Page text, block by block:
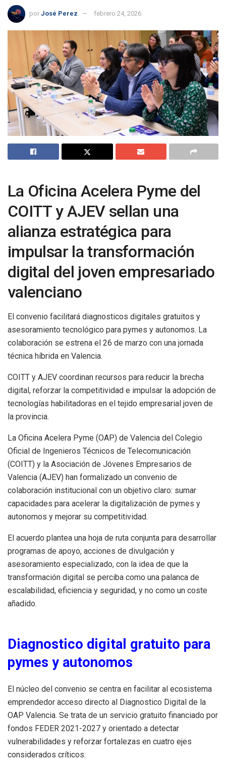
por José Perez febrero 24, 2026
La Oficina Acelera Pyme del
COITT y AJEV sellan una
alianza estratégica para
impulsar la transformación
digital del joven empresariado
valenciano
El convenio facilitará diagnosticos digitales gratuitos y
asesoramiento tecnológico para pymes y autonomos. La
colaboración se estrena el 26 de marzo con una jornada
técnica híbrida en Valencia.
COITT y AJEV coordinan recursos para reducir la brecha
digital, reforzar la competitividad e impulsar la adopción de
tecnologías habilitadoras en el tejido empresarial joven de
la provincia.
La Oficina Acelera Pyme (OAP) de Valencia del Colegio
Oficial de Ingenieros Técnicos de Telecomunicación
(COITT) y la Asociación de Jóvenes Empresarios de
Valencia (AJEV) han formalizado un convenio de
colaboración institucional con un objetivo claro: sumar
capacidades para acelerar la digitalización de pymes y
autonomos y mejorar su competitividad.
El acuerdo plantea una hoja de ruta conjunta para desarrollar
programas de apoyo, acciones de divulgación y
asesoramiento especializado, con la idea de que la
transformación digital se perciba como una palanca de
escalabilidad, eficiencia y seguridad, y no como un coste
añadido.
Diagnostico digital gratuito para
pymes y autonomos
El núcleo del convenio se centra en facilitar al ecosistema
emprendedor acceso directo al Diagnostico Digital de la
OAP Valencia. Se trata de un servicio gratuito financiado por
fondos FEDER 2021-2027 y orientado a detectar
vulnerabilidades y reforzar fortalezas en cuatro ejes
considerados críticos: